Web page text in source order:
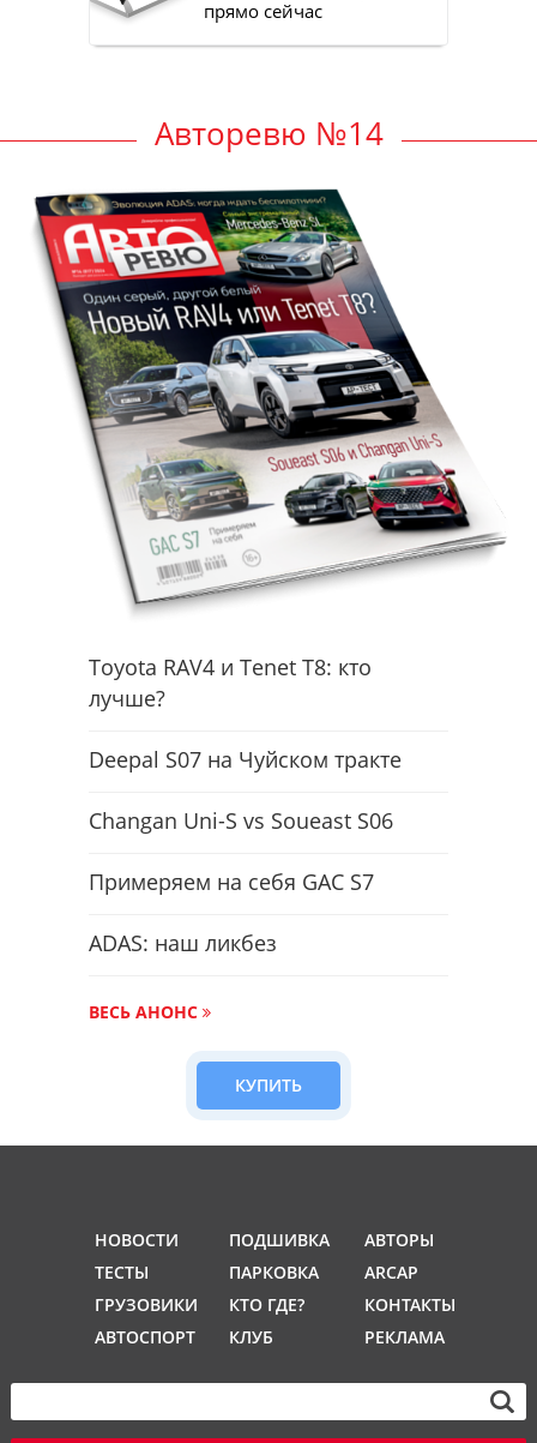
прямо сейчас
Авторевю №14
Toyota RAV4 и Tenet T8: кто
лучше?
Deepal S07 на Чуйском тракте
Changan Uni-S vs Soueast S06
Примеряем на себя GAC S7
ADAS: наш ликбез
ВЕСЬ АНОНС
КУПИТЬ
НОВОСТИ
ТЕСТЫ
ГРУЗОВИКИ
АВТОСПОРТ
ПОДШИВКА
ПАРКОВКА
КТО ГДЕ?
КЛУБ
АВТОРЫ
ARCAP
КОНТАКТЫ
РЕКЛАМА